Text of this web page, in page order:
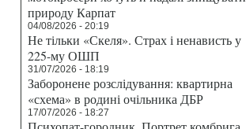
природу Карпат
04/08/2026 - 20:19
Не тільки «Скеля». Страх і ненависть у
225-му ОШП
31/07/2026 - 18:19
Заборонене розслідування: квартирна
«схема» в родині очільника ДБР
17/07/2026 - 18:27